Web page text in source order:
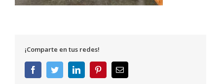
¡Comparte en tus redes!
FacebookTwitterLinkedInPinterestCorreo
electrónico